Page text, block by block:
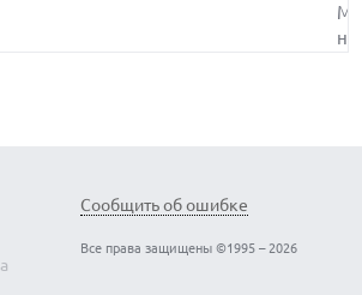
не
головоломки не
ИИ и почему
головоломки не может решить
Сообщить об ошибке
Все права защищены ©1995 – 2026